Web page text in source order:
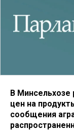
В Минсельхозе
цен на
сообщения